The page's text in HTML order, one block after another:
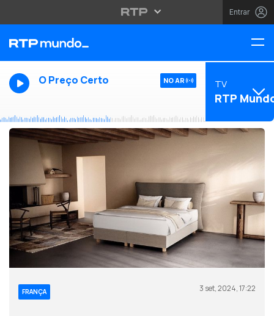
Entrar
O Preço Certo NO AR TV
RTP
FRANÇA 3 set, 2024, 17:22